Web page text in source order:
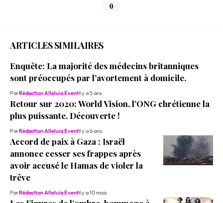
0
ARTICLES SIMILAIRES
Enquête: La majorité des médecins britanniques
sont préoccupés par l’avortement à domicile.
ParRédaction Alleluia Eventil y a 5 ans
Retour sur 2020: World Vision, l’ONG chrétienne la
plus puissante. Découverte !
ParRédaction Alleluia Eventil y a 6 ans
Accord de paix à Gaza : Israël
annonce cesser ses frappes après
avoir accusé le Hamas de violer la
trêve
ParRédaction Alleluia Eventil y a 10 mois